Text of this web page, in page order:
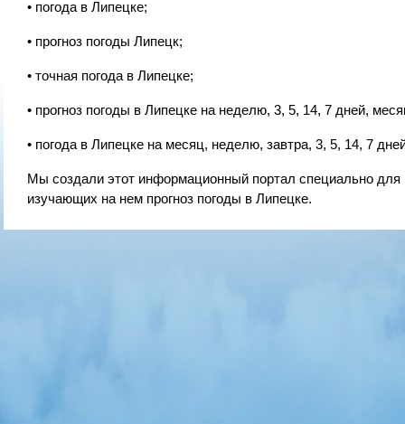
• погода в Липецке;
• прогноз погоды Липецк;
• точная погода в Липецке;
• прогноз погоды в Липецке на неделю, 3, 5, 14, 7 дней,
• погода в Липецке на месяц, неделю, завтра, 3, 5, 14, 7
Мы создали этот информационный портал специально
изучающих на нем прогноз погоды в Липецке.